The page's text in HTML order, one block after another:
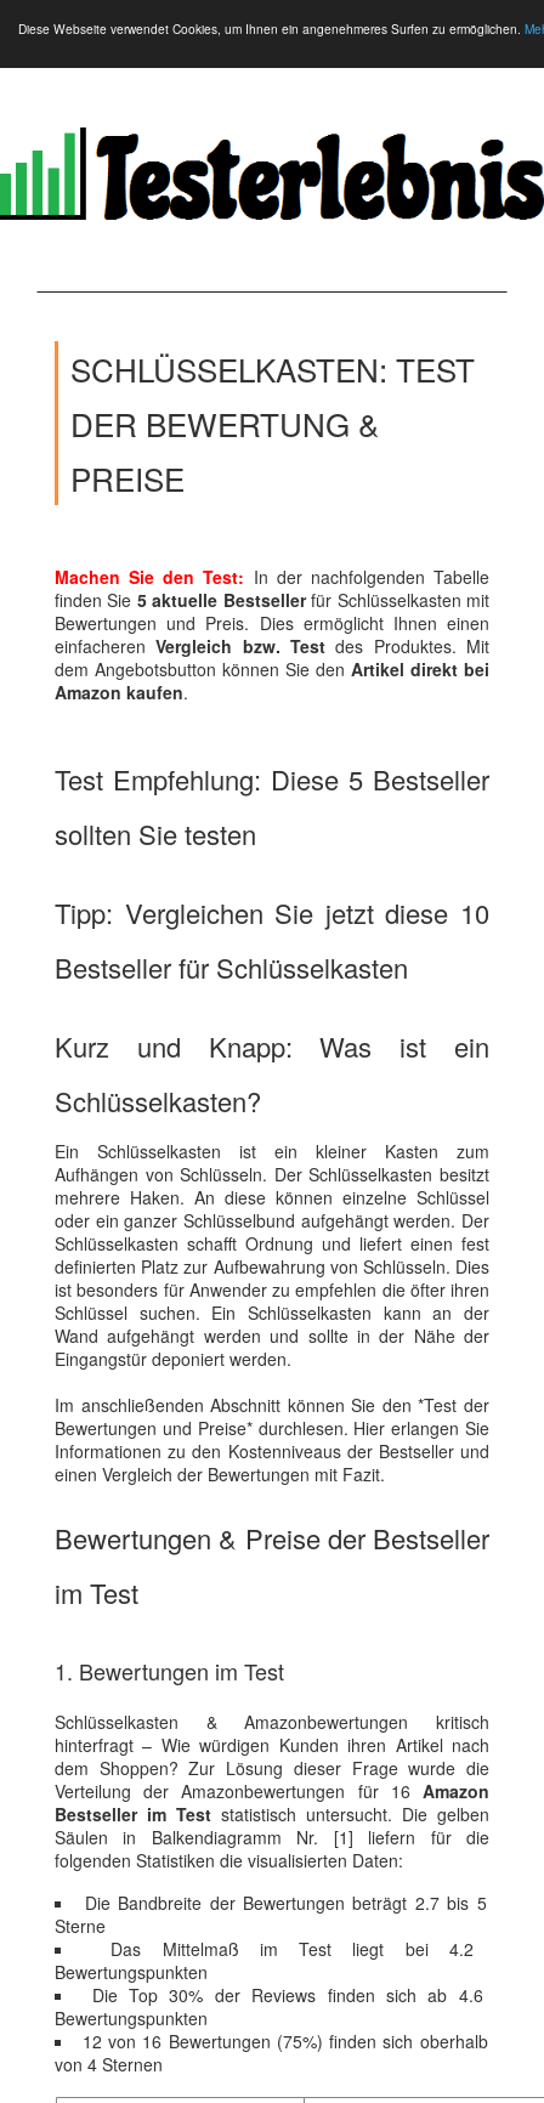
Diese Webseite verwendet Cookies, um Ihnen ein angenehmeres Surfen zu ermöglichen.
SCHLÜSSELKASTEN: TEST
DER BEWERTUNG &
PREISE
Machen Sie den Test: In der nachfolgenden Tabelle
finden Sie 5 aktuelle Bestsellerfür Schlüsselkasten mit
Bewertungen und Preis. Dies ermöglicht Ihnen einen
einfacherenVergleich bzw. Test des Produktes. Mit
dem Angebotsbutton können Sie den Artikel direkt bei
Amazon kaufen.
Test Empfehlung: Diese 5 Bestseller
sollten Sie testen
Tipp: Vergleichen Sie jetzt diese 10
Bestseller für Schlüsselkasten
Kurz und Knapp: Was ist ein
Schlüsselkasten?
Ein Schlüsselkasten ist ein kleiner Kasten zum
Aufhängen von Schlüsseln. Der Schlüsselkasten besitzt
mehrere Haken. An diese können einzelne Schlüssel
oder ein ganzer Schlüsselbund aufgehängt werden. Der
Schlüsselkasten schafft Ordnung und liefert einen fest
definierten Platz zur Aufbewahrung von Schlüsseln. Dies
ist besonders für Anwender zu empfehlen die öfter ihren
Schlüssel suchen. Ein Schlüsselkasten kann an der
Wand aufgehängt werden und sollte in der Nähe der
Eingangstür deponiert werden.
Im anschließenden Abschnitt können Sie den *Test der
Bewertungen und Preise* durchlesen. Hier erlangen Sie
Informationen zu den Kostenniveaus der Bestseller und
einen Vergleich der Bewertungen mit Fazit.
Bewertungen & Preise der Bestseller
im Test
1. Bewertungen im Test
Schlüsselkasten & Amazonbewertungen kritisch
hinterfragt – Wie würdigen Kunden ihren Artikel nach
dem Shoppen? Zur Lösung dieser Frage wurde die
Verteilung der Amazonbewertungen für 16 Amazon
Bestseller im Test statistisch untersucht. Die gelben
Säulen in Balkendiagramm Nr. [1] liefern für die
folgenden Statistiken die visualisierten Daten:
Die Bandbreite der Bewertungen beträgt 2.7 bis 5
Sterne
Das Mittelmaß im Test liegt bei 4.2
Bewertungspunkten
Die Top 30% der Reviews finden sich ab 4.6
Bewertungspunkten
12 von 16 Bewertungen (75%) finden sich oberhalb
von 4 Sternen